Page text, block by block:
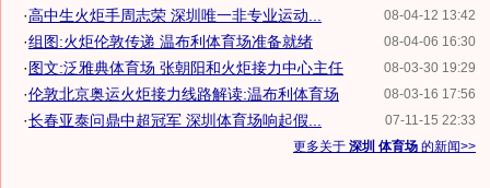
08-04-12 13:42
·高中生火炬手周志荣 深圳唯一非专业运动...
08-04-06 16:30
·组图:火炬伦敦传递 温布利体育场准备就绪
08-03-30 19:29
·图文:泛雅典体育场 张朝阳和火炬接力中心主任
08-03-16 17:56
·伦敦北京奥运火炬接力线路解读:温布利体育场
07-11-15 22:33
·长春亚泰问鼎中超冠军 深圳体育场响起假...
更多关于 深圳 体育场 的新闻>>